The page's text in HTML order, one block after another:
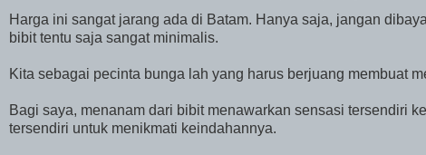
Harga ini sangat jarang ada di Batam. Hanya saja, jangan
bibit tentu saja sangat minimalis.
Kita sebagai pecinta bunga lah yang harus berjuang membuat
Bagi saya, menanam dari bibit menawarkan sensasi tersendiri
tersendiri untuk menikmati keindahannya.